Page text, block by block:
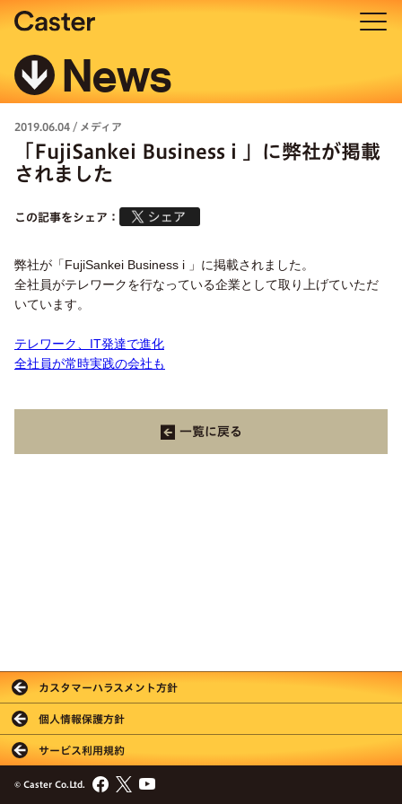
News
2019.06.04 / メディア
「FujiSankei Business i 」に弊社が掲載
されました
この記事をシェア：
弊社が「FujiSankei Business i 」に掲載されました。
全社員がテレワークを行なっている企業として取り上げていただ
いています。
テレワーク、IT発達で進化
全社員が常時実践の会社も
一覧に戻る
カスタマーハラスメント方針
個人情報保護方針
サービス利用規約
© Caster Co.Ltd.